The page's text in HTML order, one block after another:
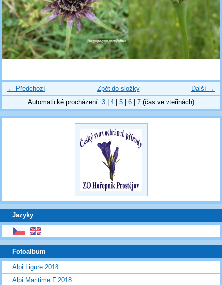
← Předchozí Další →
Zpět do složky
Automatické procházení: 3 | 4 | 5 | 6 | 7 (čas ve vteřinách)
Jazyky
Fotoalbum
Alpi Ligure 2018
Alpi Maritime F 2018